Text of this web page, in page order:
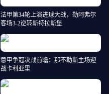
法甲第34轮上演进球大战，勒阿弗尔
客场3-2逆转斯特拉斯堡
意甲争冠决战前瞻：那不勒斯主场迎
战卡利亚里